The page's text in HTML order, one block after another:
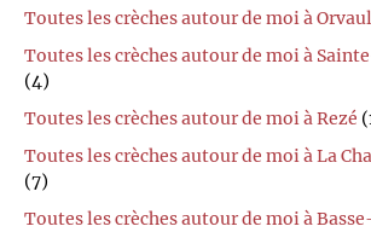
Toutes les crèches autour de moi à
Toutes les crèches autour de moi à
(4)
Toutes les crèches autour de moi à Rezé
Toutes les crèches autour de moi à La
(7)
Toutes les crèches autour de moi à